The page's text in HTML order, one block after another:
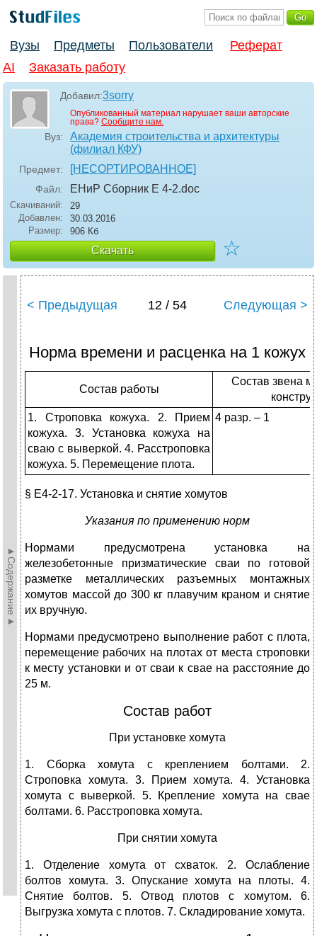
Вузы Предметы Пользователи
Реферат
AI
Заказать работу
Добавил:3sorry
Опубликованный материал нарушает ваши авторские
права? Сообщите нам.
Вуз:
Академия строительства и архитектуры
(филиал КФУ)
Предмет: [НЕСОРТИРОВАННОЕ]
Файл: ЕНиР Сборник Е 4-2.doc
Скачиваний:
29
Добавлен:
30.03.2016
Размер:
906 Кб
Скачать ☆
►Содержание►
< Предыдущая 12 / 54 Следующая >
Норма времени и расценка на 1 кожух
Состав работы
Состав звена
1. Строповка кожуха. 2. Прием
кожуха. 3. Установка кожуха на
сваю с выверкой. 4. Расстроповка
кожуха. 5. Перемещение плота.
4 разр. – 1
§ Е4-2-17. Установка и снятие хомутов
Указания по применению норм
Нормами предусмотрена установка на
железобетонные призматические сваи по готовой
разметке металлических разъемных монтажных
хомутов массой до 300 кг плавучим краном и снятие
их вручную.
Нормами предусмотрено выполнение работ с плота,
перемещение рабочих на плотах от места строповки
к месту установки и от сваи к свае на расстояние до
25 м.
Состав работ
При установке хомута
1. Сборка хомута с креплением болтами. 2.
Строповка хомута. 3. Прием хомута. 4. Установка
хомута с выверкой. 5. Крепление хомута на свае
болтами. 6. Расстроповка хомута.
При снятии хомута
1. Отделение хомута от схваток. 2. Ослабление
болтов хомута. 3. Опускание хомута на плоты. 4.
Снятие болтов. 5. Отвод плотов с хомутом. 6.
Выгрузка хомута с плотов. 7. Складирование хомута.